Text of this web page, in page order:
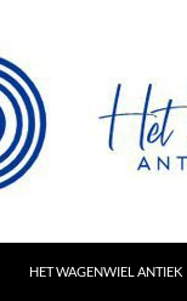
HET WAGENWIEL ANTIEK